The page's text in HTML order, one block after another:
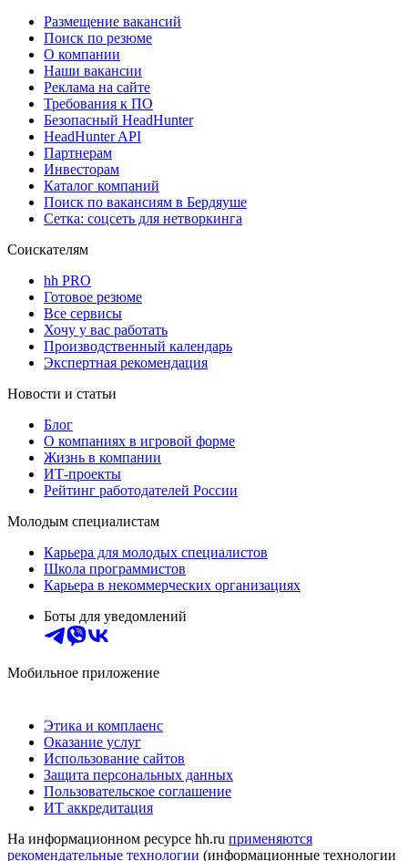
Размещение вакансий
Поиск по резюме
О компании
Наши вакансии
Реклама на сайте
Требования к ПО
Безопасный HeadHunter
HeadHunter API
Партнерам
Инвесторам
Каталог компаний
Поиск по вакансиям в Бердяуше
Сетка: соцсеть для нетворкинга
Соискателям
hh PRO
Готовое резюме
Все сервисы
Хочу у вас работать
Производственный календарь
Экспертная рекомендация
Новости и статьи
Блог
О компаниях в игровой форме
Жизнь в компании
ИТ-проекты
Рейтинг работодателей России
Молодым специалистам
Карьера для молодых специалистов
Школа программистов
Карьера в некоммерческих организациях
Боты для уведомлений
Мобильное приложение
Этика и комплаенс
Оказание услуг
Использование сайтов
Защита персональных данных
Пользовательское соглашение
ИТ аккредитация
На информационном ресурсе hh.ru применяются
рекомендательные технологии (информационные технологии